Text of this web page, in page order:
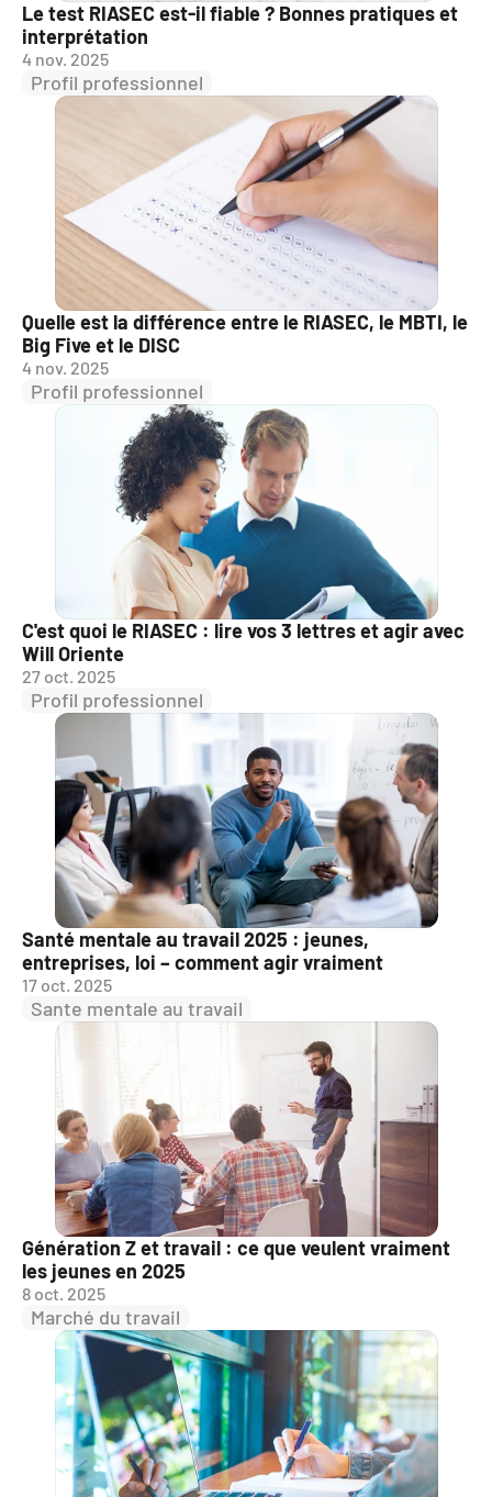
Le test RIASEC est-il fiable ? Bonnes pratiques et
interprétation
4 nov. 2025
Profil professionnel
Quelle est la différence entre le RIASEC, le MBTI, le
Big Five et le DISC
4 nov. 2025
Profil professionnel
C'est quoi le RIASEC : lire vos 3 lettres et agir avec
Will Oriente
27 oct. 2025
Profil professionnel
Santé mentale au travail 2025 : jeunes,
entreprises, loi – comment agir vraiment
17 oct. 2025
Sante mentale au travail
Génération Z et travail : ce que veulent vraiment
les jeunes en 2025
8 oct. 2025
Marché du travail